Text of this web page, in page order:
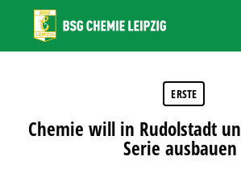
main
ERSTE
Chemie will in Rudolstadt
Serie ausbauen